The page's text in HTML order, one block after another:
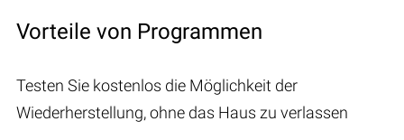
Vorteile von Programmen
Testen Sie kostenlos die Möglichkeit der
Wiederherstellung, ohne das Haus zu verlassen